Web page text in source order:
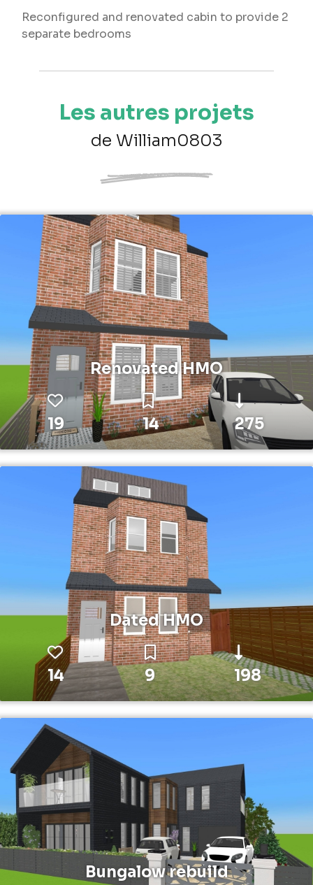
Reconfigured and renovated cabin to provide 2
separate bedrooms
Les autres projets
de William0803
Renovated HMO
19 14 275
Dated HMO
14 9 198
Bungalow rebuild